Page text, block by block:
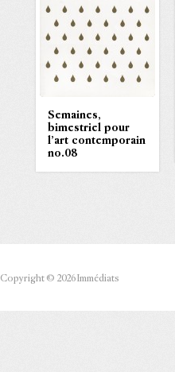
Semaines,
bimestriel pour
l’art contemporain
no.08
Copyright © 2026 Immédiats